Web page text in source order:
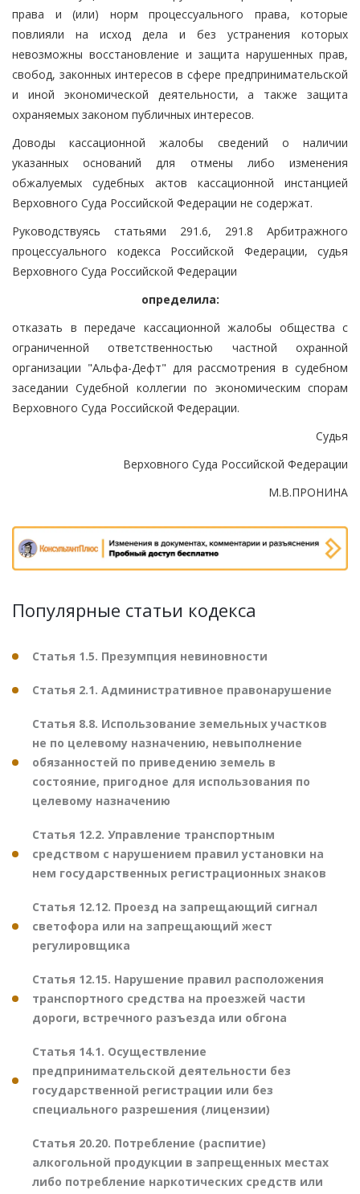
права и (или) норм процессуального права, которые
повлияли на исход дела и без устранения которых
невозможны восстановление и защита нарушенных прав,
свобод, законных интересов в сфере предпринимательской
и иной экономической деятельности, а также защита
охраняемых законом публичных интересов.
Доводы кассационной жалобы сведений о наличии
указанных оснований для отмены либо изменения
обжалуемых судебных актов кассационной инстанцией
Верховного Суда Российской Федерации не содержат.
Руководствуясь статьями 291.6, 291.8 Арбитражного
процессуального кодекса Российской Федерации, судья
Верховного Суда Российской Федерации
определила:
отказать в передаче кассационной жалобы общества с
ограниченной ответственностью частной охранной
организации "Альфа-Дефт" для рассмотрения в судебном
заседании Судебной коллегии по экономическим спорам
Верховного Суда Российской Федерации.
Судья
Верховного Суда Российской Федерации
М.В.ПРОНИНА
Популярные статьи кодекса
Статья 1.5. Презумпция невиновности
Статья 2.1. Административное правонарушение
Статья 8.8. Использование земельных участков
не по целевому назначению, невыполнение
обязанностей по приведению земель в
состояние, пригодное для использования по
целевому назначению
Статья 12.2. Управление транспортным
средством с нарушением правил установки на
нем государственных регистрационных знаков
Статья 12.12. Проезд на запрещающий сигнал
светофора или на запрещающий жест
регулировщика
Статья 12.15. Нарушение правил расположения
транспортного средства на проезжей части
дороги, встречного разъезда или обгона
Статья 14.1. Осуществление
предпринимательской деятельности без
государственной регистрации или без
специального разрешения (лицензии)
Статья 20.20. Потребление (распитие)
алкогольной продукции в запрещенных местах
либо потребление наркотических средств или